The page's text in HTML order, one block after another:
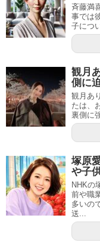
斉藤満
事では
子につ
観月
側に
観月あ
たは、
裏側に
塚原
や子
NHKの
前や職
多いの
送...